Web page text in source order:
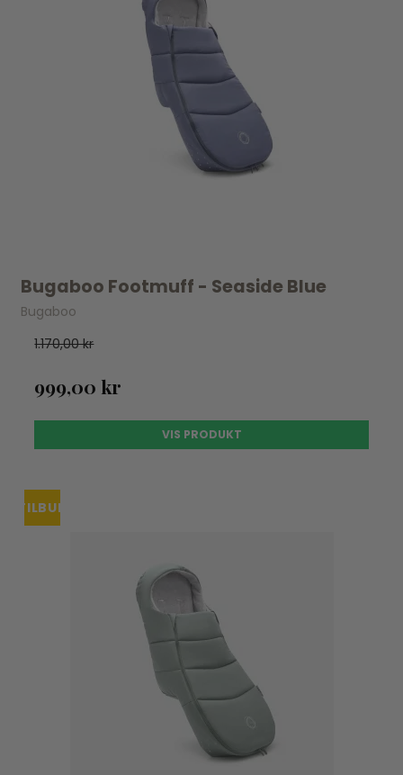
Bugaboo Footmuff - Seaside Blue
Bugaboo
1.170,00 kr
999,00 kr
VIS PRODUKT
TILBUD